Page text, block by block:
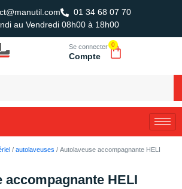
01 34 68 07 70
au Vendredi 08h00 à 18h00
Se connecter
Compte
0
/ autolaveuses / Autolaveuse accompagnante HELI
accompagnante HELI